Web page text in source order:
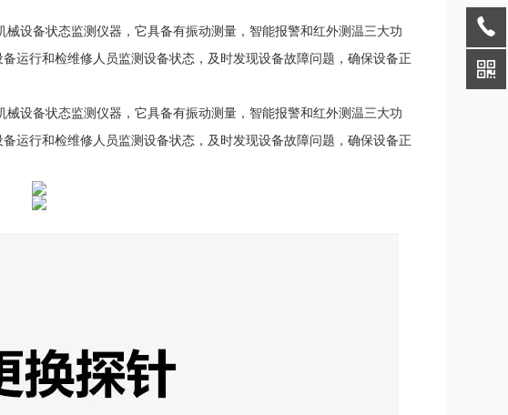
设备状态监测仪器，它具备有振动测量，智能报警和红外测温三大功
运行和检维修人员监测设备状态，及时发现设备故障问题，确保设备正
设备状态监测仪器，它具备有振动测量，智能报警和红外测温三大功
运行和检维修人员监测设备状态，及时发现设备故障问题，确保设备正